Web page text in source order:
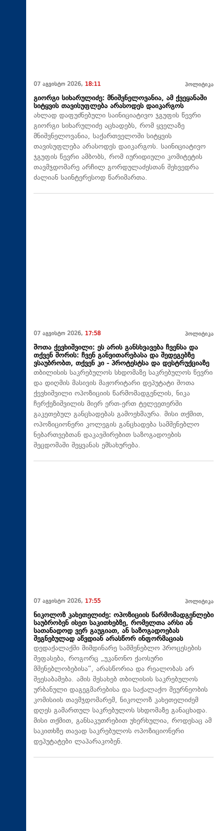
07 აგვისტო 2026, 18:11 პოლიტიკა
გიორგი სიხარულიძე: მნიშვნელოვანია, ამ ქვეყანაში
სიტყვის თავისუფლება არასოდეს დაიკარგოს
ახლად დაფუძნებული საინიციატივო ჯგუფის წევრი
გიორგი სიხარულიძე აცხადებს, რომ ყველაზე
მნიშვნელოვანია, საქართველოში სიტყვის
თავისუფლება არასოდეს დაიკარგოს. საინიციატივო
ჯგუფის წევრი ამბობს, რომ იურიდიული კომიტეტის
თავმჯდომარე არჩილ გორდულაძესთან შეხვედრა
ძალიან საინტერესოდ წარიმართა.
07 აგვისტო 2026, 17:58 პოლიტიკა
შოთა ქევხიშვილი: ეს არის განსხვავება ჩვენსა და
თქვენ შორის: ჩვენ განვითარებასა და შედეგებზე
ვსაუბრობთ, თქვენ კი - პროტესტსა და დესტრუქციაზე
თბილისის საკრებულოს სხდომაზე საკრებულოს წევრი
და დიღმის მასივის მაჟორიტარი დეპუტატი შოთა
ქევხიშვილი ოპოზიციის წარმომადგენლის, ნიკა
ჩერქეზიშვილის მიერ ერთ-ერთ ტელეეთერში
გაკეთებულ განცხადებას გამოეხმაურა. მისი თქმით,
ოპოზიციონერი კოლეგის განცხადება სამშენებლო
ნებართვებთან დაკავშირებით საზოგადოების
შეცდომაში შეყვანას ემსახურება.
07 აგვისტო 2026, 17:55 პოლიტიკა
ნიკოლოზ კახეთელიძე: ოპოზიციის წარმომადგენლები
საუბრობენ ისეთ საკითხებზე, რომელთა არსი ან
სათანადოდ ვერ გაუგიათ, ან საზოგადოებას
შეგნებულად აწვდიან არასწორ ინფორმაციას
დედაქალაქში მიმდინარე სამშენებლო პროცესების
შეფასება, როგორც „უკანონო ქაოსური
მშენებლობებისა“, არასწორია და რეალობას არ
შეესაბამება. ამის შესახებ თბილისის საკრებულოს
ურბანული დაგეგმარებისა და საქალაქო მეურნეობის
კომისიის თავმჯდომარემ, ნიკოლოზ კახეთელიძემ
დღეს გამართულ საკრებულოს სხდომაზე განაცხადა.
მისი თქმით, განსაკუთრებით უხერხულია, როდესაც ამ
საკითხზე თავად საკრებულოს ოპოზიციონერი
დეპუტატები ლაპარაკობენ.